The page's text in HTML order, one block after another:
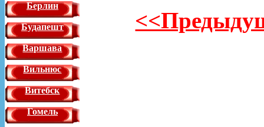
Берлин
Будапешт
Варшава
Вильнюс
Витебск
Гомель